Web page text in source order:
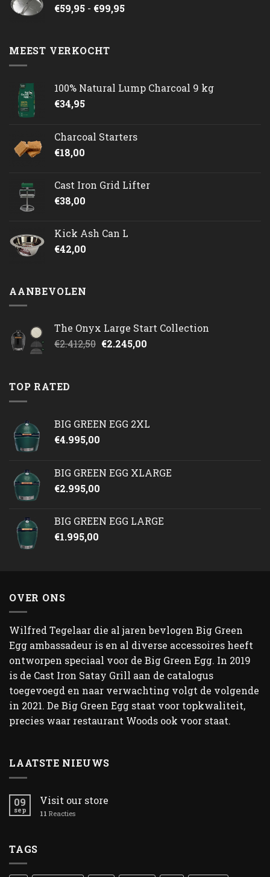
€59,95 - €99,95Prijsklasse:
MEEST VERKOCHT
100% Natural Lump Charcoal 9 kg
€34,95
Charcoal Starters
€18,00
Cast Iron Grid Lifter
€38,00
Kick Ash Can L
€42,00
AANBEVOLEN
The Onyx Large Start Collection
€2.412,50 Oorspronkelijke
€2.245,00Huidige
TOP RATED
BIG GREEN EGG 2XL
€4.995,00
BIG GREEN EGG XLARGE
€2.995,00
BIG GREEN EGG LARGE
€1.995,00
OVER ONS
Wilfred Tegelaar die al jaren bevlogen Big Green
Egg ambassadeur is en al diverse accessoires heeft
ontworpen speciaal voor de Big Green Egg. In 2019
is de Cast Iron Satay Grill aan de catalogus
toegevoegd en naar verwachting volgt de volgende
in 2021. De Big Green Egg staat voor topkwaliteit,
precies waar restaurant Woods ook voor staat.
LAATSTE NIEUWS
09
sep
Visit our store
11 Reacties
TAGS